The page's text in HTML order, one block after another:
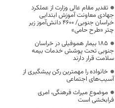
تقدیر مقام عالی وزارت از عملکرد
جهادی معاونت آموزش ابتدایی
خراسان جنوبی/ ۴۶۰۰ دانش‌آموز زیر
چتر «طرح حامی»
۱۸۵ بیمار هموفیلی در خراسان
جنوبی تحت پوشش خدمات بیمه
سلامت قرار دارند
خانواده را مهمترین رکن پیشگیری از
آسیب‌های اجتماعی
موضوع میراث فرهنگی، امری
فرابخشی است